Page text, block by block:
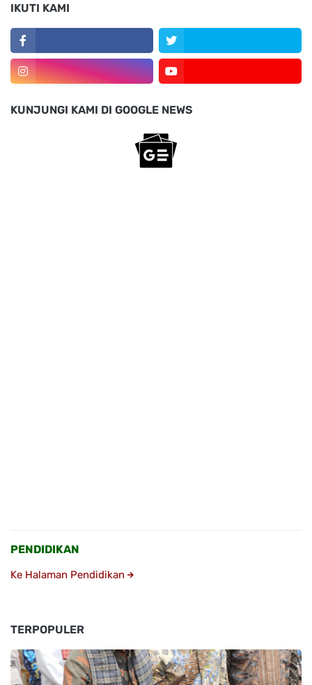
IKUTI KAMI
KUNJUNGI KAMI DI GOOGLE NEWS
PENDIDIKAN
Ke Halaman Pendidikan
TERPOPULER